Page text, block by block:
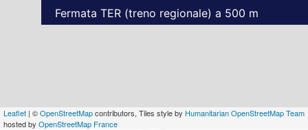
Leaflet | ©OpenStreetMapcontributors, Tiles style by Humanitarian OpenStreetMap Team
hosted by OpenStreetMap France
Fermata TER (treno regionale) a 500 m